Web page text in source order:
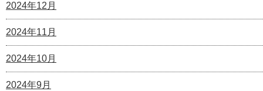
2024年12月
2024年11月
2024年10月
2024年9月